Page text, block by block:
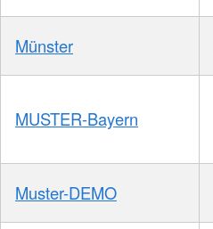
Münster
MUSTER-Bayern
Muster-DEMO